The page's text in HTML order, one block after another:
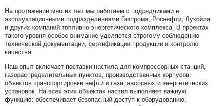
На протяжении многих лет мы работаем с подрядчиками и
эксплуатационными подразделениями Газпрома, Роснефти, Лукойла
и других компаний топливно-энергетического комплекса. В проектах
такого уровня особое внимание уделяется строгому соблюдению
технической документации, сертификации продукции и контролю
качества.
Наш опыт включает поставки настила для компрессорных станций,
газораспределительных пунктов, производственных корпусов,
объектов транспортировки нефти и газа, насосных и энергетических
установок. На всех этих объектах настил выполняет важную
функцию: обеспечивает безопасный доступ к оборудованию,